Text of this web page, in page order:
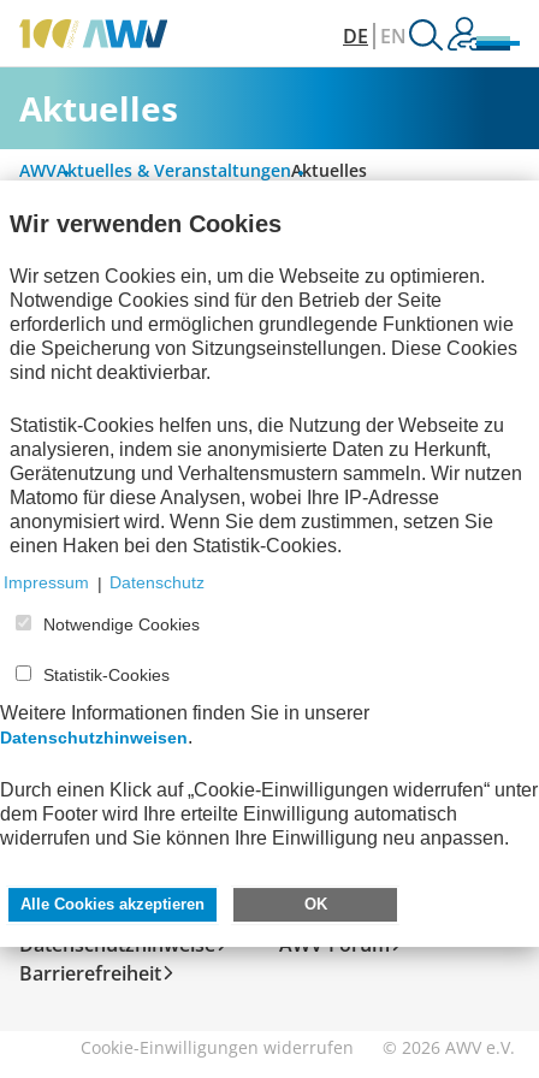
DE EN
Aktuelles
AWVAktuelles & VeranstaltungenAktuelles
Alle Kategorien
Digitalisierung & Modernisierung
Bescheinigungen
Technische Standards
zum Verein
Keine Nachrichten verfügbar.
SERVICE
Kontakt
Impressum
Datenschutzhinweise
Barrierefreiheit
DIREKT ZU
FeRD
eXTra
AWV-Forum
Cookie-Einwilligungen widerrufen © 2026 AWV e.V.
Wir verwenden Cookies
Wir setzen Cookies ein, um die Webseite zu optimieren.
Notwendige Cookies sind für den Betrieb der Seite
erforderlich und ermöglichen grundlegende Funktionen wie
die Speicherung von Sitzungseinstellungen. Diese Cookies
sind nicht deaktivierbar.
Statistik-Cookies helfen uns, die Nutzung der Webseite zu
analysieren, indem sie anonymisierte Daten zu Herkunft,
Gerätenutzung und Verhaltensmustern sammeln. Wir nutzen
Matomo für diese Analysen, wobei Ihre IP-Adresse
anonymisiert wird. Wenn Sie dem zustimmen, setzen Sie
einen Haken bei den Statistik-Cookies.
Impressum | Datenschutz
Notwendige Cookies
Statistik-Cookies
Weitere Informationen finden Sie in unserer
Datenschutzhinweisen.
Durch einen Klick auf „Cookie-Einwilligungen widerrufen“ unter
dem Footer wird Ihre erteilte Einwilligung automatisch
widerrufen und Sie können Ihre Einwilligung neu anpassen.
Alle Cookies akzeptieren OK